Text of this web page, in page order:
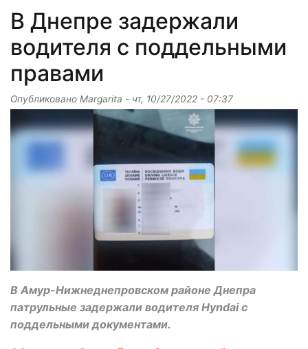
В Днепре задержали
водителя с поддельными
правами
Опубликовано Margarita - чт, 10/27/2022 - 07:37
В Амур-Нижнеднепровском районе Днепра
патрульные задержали водителя Hyndai с
поддельными документами.